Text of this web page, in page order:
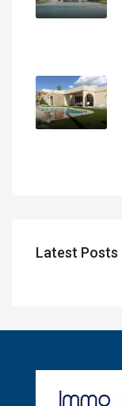
Latest Posts